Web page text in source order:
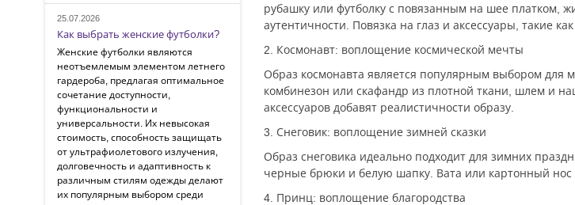
25.07.2026
Как выбрать женские футболки?
Женские футболки являются
неотъемлемым элементом летнего
гардероба, предлагая оптимальное
сочетание доступности,
функциональности и
универсальности. Их невысокая
стоимость, способность защищать
от ультрафиолетового излучения,
долговечность и адаптивность к
различным стилям одежды делают
их популярным выбором среди
рубашку или футболку с повязанным на шее платком,
аутентичности. Повязка на глаз и аксессуары, такие
2. Космонавт: воплощение космической мечты
Образ космонавта является популярным выбором для
комбинезон или скафандр из плотной ткани, шлем и
аксессуаров добавят реалистичности образу.
3. Снеговик: воплощение зимней сказки
Образ снеговика идеально подходит для зимних
черные брюки и белую шапку. Вата или картонный
4. Принц: воплощение благородства